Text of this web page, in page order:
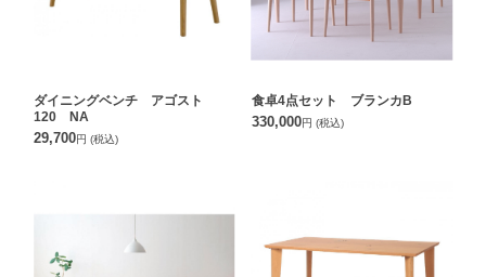
ダイニングベンチ アゴスト
120 NA
29,700円 (税込)
食卓4点セット ブランカB
330,000円 (税込)